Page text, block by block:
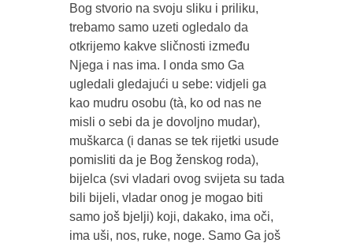
Bog stvorio na svoju sliku i priliku,
trebamo samo uzeti ogledalo da
otkrijemo kakve sličnosti između
Njega i nas ima. I onda smo Ga
ugledali gledajući u sebe: vidjeli ga
kao mudru osobu (tà, ko od nas ne
misli o sebi da je dovoljno mudar),
muškarca (i danas se tek rijetki usude
pomisliti da je Bog ženskog roda),
bijelca (svi vladari ovog svijeta su tada
bili bijeli, vladar onog je mogao biti
samo još bjelji) koji, dakako, ima oči,
ima uši, nos, ruke, noge. Samo Ga još